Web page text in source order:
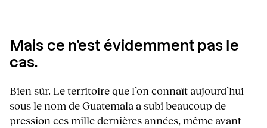
Mais ce n’est évidemment pas le
cas.
Bien sûr. Le territoire que l’on connaît aujourd’hui
sous le nom de Guatemala a subi beaucoup de
pression ces mille dernières années, même avant